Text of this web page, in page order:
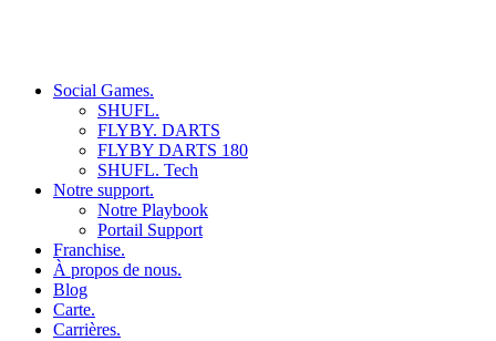
Social Games.
SHUFL.
FLYBY. DARTS
FLYBY DARTS 180
SHUFL. Tech
Notre support.
Notre Playbook
Portail Support
Franchise.
À propos de nous.
Blog
Carte.
Carrières.